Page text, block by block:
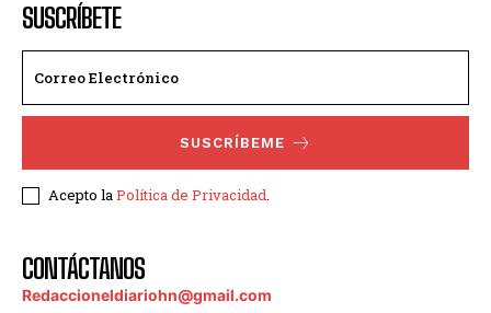
SUSCRÍBETE
SUSCRÍBEME
Acepto laPolítica de Privacidad.
CONTÁCTANOS
Redaccioneldiariohn@gmail.com